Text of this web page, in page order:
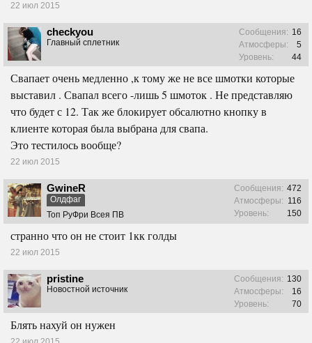
22 июл 2015
checkyou
Главный сплетник
Сообщения: 16
Атмосферы:
5
Уровень:
44
Свапает очень медленно ,к тому же не все шмотки которые
выставил . Свапал всего -лишь 5 шмоток . Не представляю
что будет с 12. Так же блокирует обсалютно кнопку в
клиенте которая была выбрана для свапа.
Это тестилось вообще?
22 июл 2015
GwineR
Олдфаг
Топ РуФри Всея ПВ
Сообщения: 472
Атмосферы: 116
Уровень:
150
странно что он не стоит 1кк голды
22 июл 2015
pristine
Новостной источник
Сообщения: 130
Атмосферы:
16
Уровень:
70
Блять нахуй он нужен